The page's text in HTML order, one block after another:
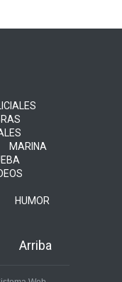
MARINA
HUMOR
Arriba